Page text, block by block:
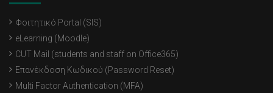
Φοιτητικό Portal (SIS)
eLearning (Moodle)
CUT Mail (students and staff on Office365)
Επανέκδοση Κωδικού (Password Reset)
Multi Factor Authentication (MFA)